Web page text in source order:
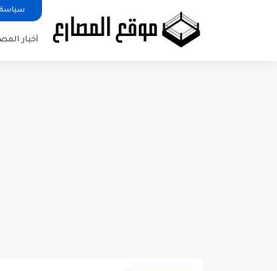
أخبار